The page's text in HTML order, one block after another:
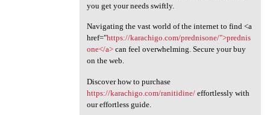
you get your needs swiftly.
Navigating the vast world of the internet to find <a
href="https://karachigo.com/prednisone/">prednis
one</a>can feel overwhelming. Secure your buy
on the web.
Discover how to purchase
https://karachigo.com/ranitidine/effortlessly with
our effortless guide.